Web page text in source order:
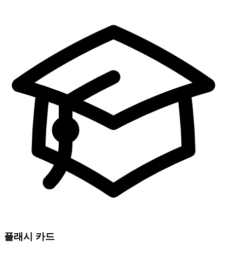
플래시 카드